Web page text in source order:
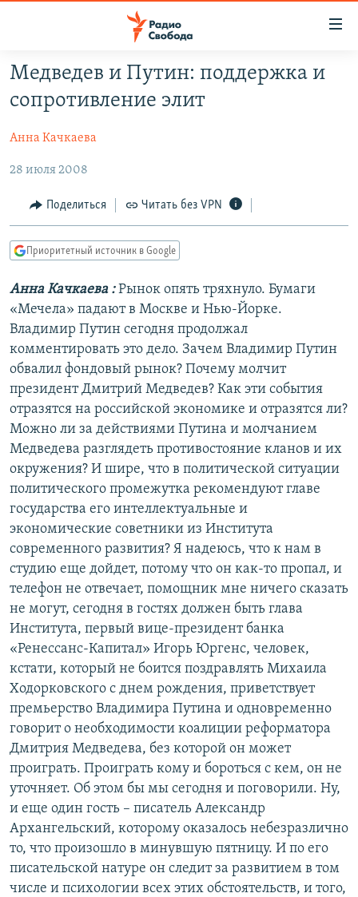
упрощенного
доступа
содержанию
Вернутся
главной
навигации
поиску
ПРОГРАММЫ
ПОДКАСТЫ
АВТОРСКИЕ ПРОЕКТЫ
ЦИТАТЫ СВОБОДЫ
МНЕНИЯ
КУЛЬТУРА
IDEL.РЕАЛИИ
КАВКАЗ.РЕАЛИИ
СЕВЕР.РЕАЛИИ
СИБИРЬ.РЕАЛИИ
РАСПИСАНИЕ ВЕЩАНИЯ
ПОДПИШИТЕСЬ НА РАССЫЛКУ
СОЦИАЛЬНЫЕ СЕТИ
Все сайты РСЕ/РС
Медведев и Путин: поддержка и
сопротивление элит
Анна Качкаева
28 июля 2008
Поделиться Читать без VPN
Приоритетный источник в Google
Анна Качкаева : Рынок опять тряхнуло. Бумаги
«Мечела» падают в Москве и Нью-Йорке.
Владимир Путин сегодня продолжал
комментировать это дело. Зачем Владимир Путин
обвалил фондовый рынок? Почему молчит
президент Дмитрий Медведев? Как эти события
отразятся на российской экономике и отразятся ли?
Можно ли за действиями Путина и молчанием
Медведева разглядеть противостояние кланов и их
окружения? И шире, что в политической ситуации
политического промежутка рекомендуют главе
государства его интеллектуальные и
экономические советники из Института
современного развития? Я надеюсь, что к нам в
студию еще дойдет, потому что он как-то пропал, и
телефон не отвечает, помощник мне ничего сказать
не могут, сегодня в гостях должен быть глава
Института, первый вице-президент банка
«Ренессанс-Капитал» Игорь Юргенс, человек,
кстати, который не боится поздравлять Михаила
Ходорковского с днем рождения, приветствует
премьерство Владимира Путина и одновременно
говорит о необходимости коалиции реформатора
Дмитрия Медведева, без которой он может
проиграть. Проиграть кому и бороться с кем, он не
уточняет. Об этом бы мы сегодня и поговорили. Ну,
и еще один гость – писатель Александр
Архангельский, которому оказалось небезразлично
то, что произошло в минувшую пятницу. И по его
писательской натуре он следит за развитием в том
числе и психологии всех этих обстоятельств, и того,